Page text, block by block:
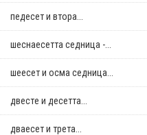
педесет и втора...
шеснаесетта седница -...
шеесет и осма седница...
двестe и десетта...
дваесет и трета...